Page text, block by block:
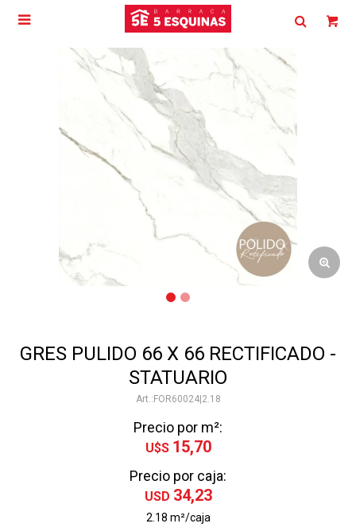

GRES PULIDO 66 X 66 RECTIFICADO -
STATUARIO
FOR60024|2.18
Precio por m²:
U$S 15,70
Precio por caja:
USD 34,23
2.18 m²/caja